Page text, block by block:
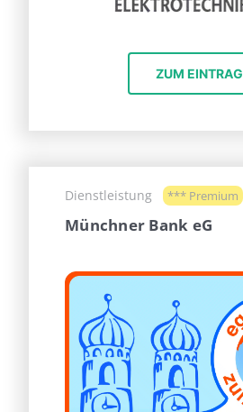
ZUM EINTRAG
Dienstleistung *** Premium
Münchner Bank eG